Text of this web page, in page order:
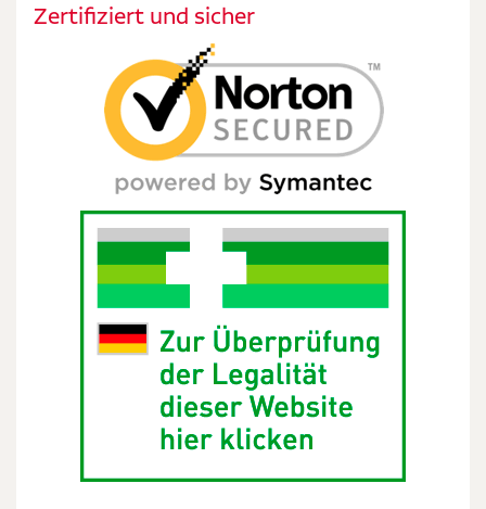
Zertifiziert und sicher